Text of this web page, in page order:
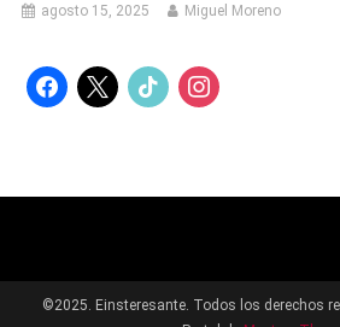
agosto 15, 2025 Miguel Moreno
facebook
x tiktok instagram
©2025. Einsteresante. Todos los derechos